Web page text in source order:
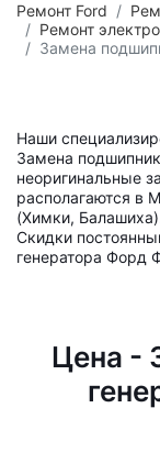
Ремонт Ford
Ремонт
Замена
Наши
Замена
неоригинальные
располагаются в
(Химки,
Скидки
генератора Форд
Цена -